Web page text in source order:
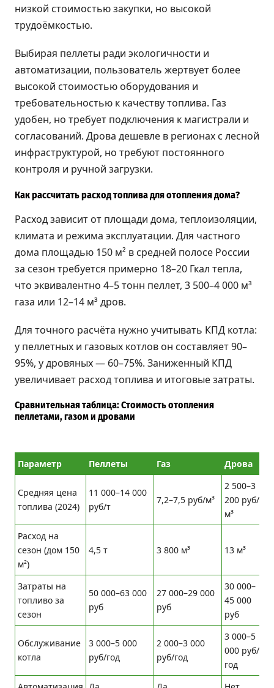
низкой стоимостью закупки, но высокой
трудоёмкостью.
Выбирая пеллеты ради экологичности и
автоматизации, пользователь жертвует более
высокой стоимостью оборудования и
требовательностью к качеству топлива. Газ
удобен, но требует подключения к магистрали и
согласований. Дрова дешевле в регионах с лесной
инфраструктурой, но требуют постоянного
контроля и ручной загрузки.
Как рассчитать расход топлива для отопления дома?
Расход зависит от площади дома, теплоизоляции,
климата и режима эксплуатации. Для частного
дома площадью 150 м² в средней полосе России
за сезон требуется примерно 18–20 Гкал тепла,
что эквивалентно 4–5 тонн пеллет, 3 500–4 000 м³
газа или 12–14 м³ дров.
Для точного расчёта нужно учитывать КПД котла:
у пеллетных и газовых котлов он составляет 90–
95%, у дровяных — 60–75%. Заниженный КПД
увеличивает расход топлива и итоговые затраты.
Сравнительная таблица: Стоимость отопления
пеллетами, газом и дровами
Параметр Пеллеты Газ Дрова
Средняя цена
топлива (2024)
11 000–14 000
руб/т
7,2–7,5 руб/м³
2 500–3
200 руб/
м³
Расход на
сезон (дом 150
м²)
4,5 т 3 800 м³ 13 м³
Затраты на
топливо за
сезон
50 000–63 000
руб
27 000–29 000
руб
30 000–
45 000
руб
Обслуживание
котла
3 000–5 000
руб/год
2 000–3 000
руб/год
3 000–5
000 руб/
год